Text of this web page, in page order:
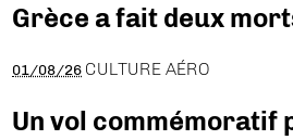
Grèce a fait deux
01/08/26 CULTURE AÉRO
Un vol commémoratif